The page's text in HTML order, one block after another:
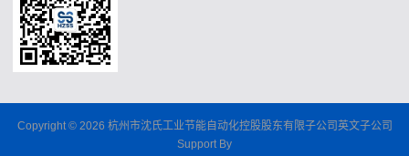
Copyright © 2026 杭州市沈氏工业节能自动化控股股东有限子公司英文子公司
Support By